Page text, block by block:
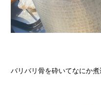
バリバリ骨を砕いてなにか